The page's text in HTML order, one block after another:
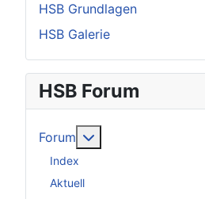
HSB Grundlagen
HSB Galerie
HSB Forum
Forum
Index
Aktuell